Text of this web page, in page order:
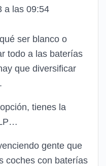
a las 09:54
ser blanco o
todo a las baterías
que diversificar
tienes la
gente que
coches con baterías